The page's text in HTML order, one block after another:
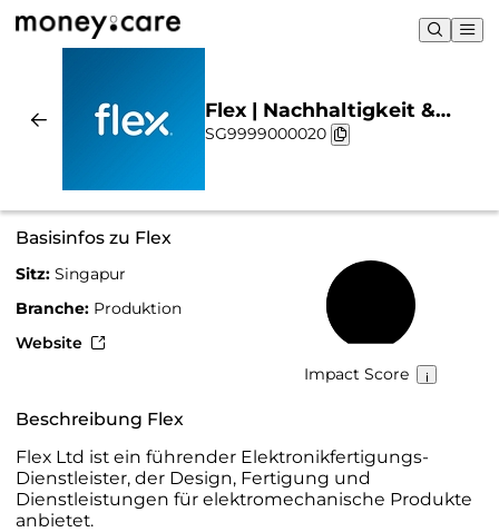
Flex | Nachhaltigkeit &
Chart
SG9999000020
Basisinfos zu Flex
Sitz: Singapur
Branche: Produktion
Website
Impact Score
Beschreibung Flex
Flex Ltd ist ein führender Elektronikfertigungs-
Dienstleister, der Design, Fertigung und
Dienstleistungen für elektromechanische Produkte
anbietet.